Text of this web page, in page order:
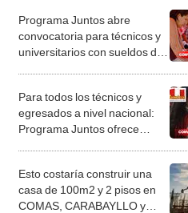
Programa Juntos abre
convocatoria para técnicos y
universitarios con sueldos de
Para todos los técnicos y
egresados a nivel nacional:
Programa Juntos ofrece
Esto costaría construir una
casa de 100m2 y 2 pisos en
COMAS, CARABAYLLO y